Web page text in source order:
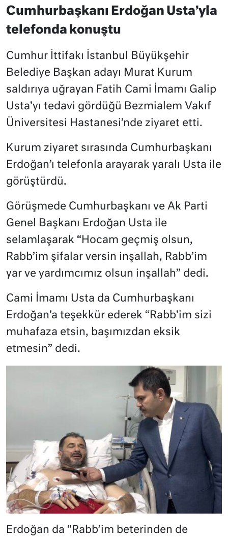
Cumhurbaşkanı Erdoğan Usta’yla
telefonda konuştu
Cumhur İttifakı İstanbul Büyükşehir
Belediye Başkan adayı Murat Kurum
saldırıya uğrayan Fatih Cami İmamı Galip
Usta’yı tedavi gördüğü Bezmialem Vakıf
Üniversitesi Hastanesi’nde ziyaret etti.
Kurum ziyaret sırasında Cumhurbaşkanı
Erdoğan’ı telefonla arayarak yaralı Usta ile
görüştürdü.
Görüşmede Cumhurbaşkanı ve Ak Parti
Genel Başkanı Erdoğan Usta ile
selamlaşarak “Hocam geçmiş olsun,
Rabb’im şifalar versin inşallah, Rabb’im
yar ve yardımcımız olsun inşallah” dedi.
Cami İmamı Usta da Cumhurbaşkanı
Erdoğan’a teşekkür ederek “Rabb’im sizi
muhafaza etsin, başımızdan eksik
etmesin” dedi.
Erdoğan da “Rabb’im beterinden de